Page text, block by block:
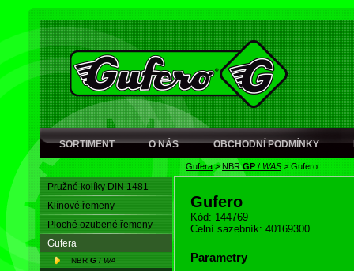
SORTIMENT O NÁS OBCHODNÍ PODMÍNKY
Gufera> NBRGP / WAS > Gufero
Pružné kolíky DIN 1481
Klínové řemeny
Ploché ozubené řemeny
Gufera
NBR G / WA
Gufero
Kód: 144769
Celní sazebník: 40169300
Parametry